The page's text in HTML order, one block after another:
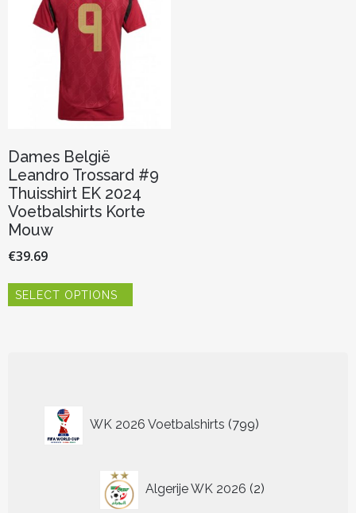
Dames België
Leandro Trossard #9
Thuisshirt EK 2024
Voetbalshirts Korte
Mouw
€39.69
SELECT OPTIONS
worden
WK 2026 Voetbalshirts 799
producten
Algerije WK 2026 2
producten